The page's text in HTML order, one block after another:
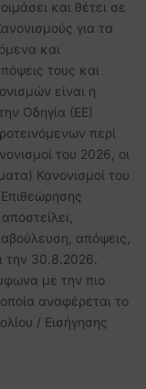
και θέτει σε
για τα
και
τους και
είναι η
Οδηγία (ΕΕ)
περί
του 2026, οι
Κανονισμοί του
απόψεις,
την 30.8.2026.
με την πιο
αναφέρεται το
/ Εισήγησης